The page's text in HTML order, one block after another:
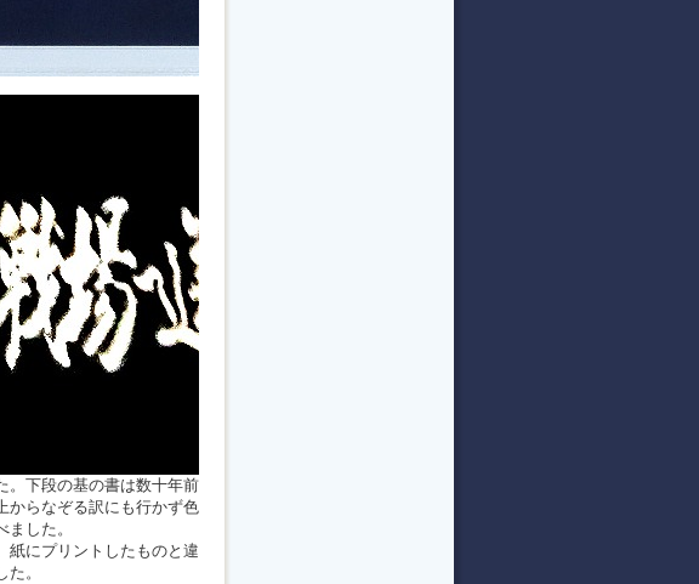
。下段の基の書は数十年前
からなぞる訳にも行かず色
した。
にプリントしたものと違
。